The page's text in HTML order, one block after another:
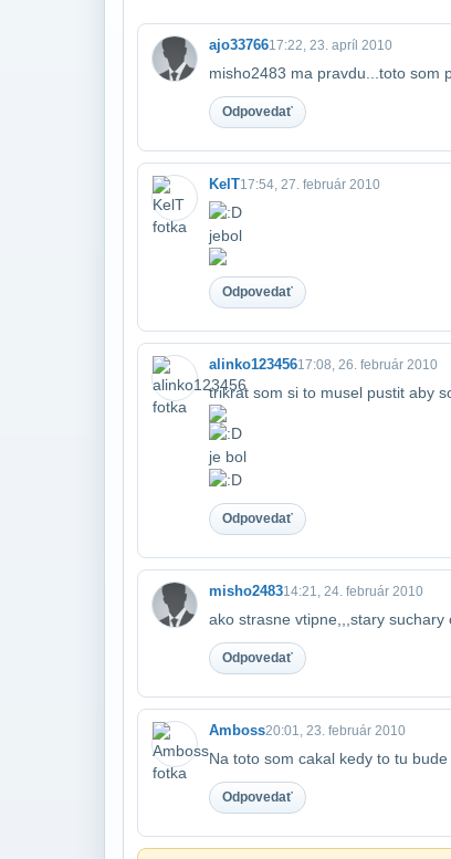
ajo3376617:22, 23. apríl 2010
misho2483 ma pravdu...toto som
Odpovedať
KelT17:54, 27. február 2010
jebol
Odpovedať
alinko12345617:08, 26. február 2010
trikrat som si to musel pustit aby
je bol
Odpovedať
misho248314:21, 24. február 2010
ako strasne vtipne,,,stary suchary
Odpovedať
Amboss20:01, 23. február 2010
Na toto som cakal kedy to tu
Odpovedať